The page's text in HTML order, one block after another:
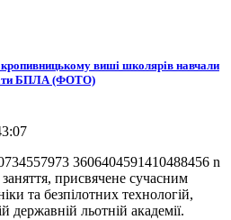
кропивницькому виші школярів навчали
БПЛА (ФОТО)
присвячене сучасним
та безпілотних технологій,
державній льотній академії.